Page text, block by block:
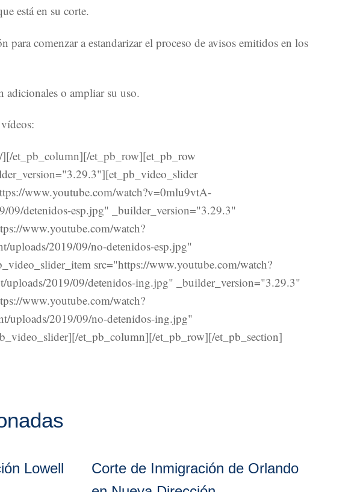
está en su corte.
comenzar a estandarizar el proceso de avisos emitidos en los
adicionales o ampliar su uso.
et_pb_column][/et_pb_row][et_pb_row
www.youtube.com/watch?v=0mlu9vtA-
09/detenidos-esp.jpg" _builder_version="3.29.3"
www.youtube.com/watch?
uploads/2019/09/no-detenidos-esp.jpg"
src="https://www.youtube.com/watch?
2019/09/detenidos-ing.jpg" _builder_version="3.29.3"
www.youtube.com/watch?
uploads/2019/09/no-detenidos-ing.jpg"
et_pb_column][/et_pb_row][/et_pb_section]
Lowell
Corte de Inmigración de Orlando